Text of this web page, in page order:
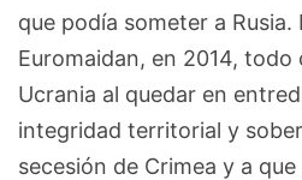
que podía someter a Rusia.
Euromaidan, en 2014, todo
Ucrania al quedar en
integridad territorial y
secesión de Crimea y a que